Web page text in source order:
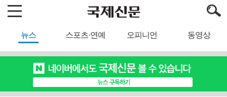
뉴스 스포츠·연예 오피니언 동영상